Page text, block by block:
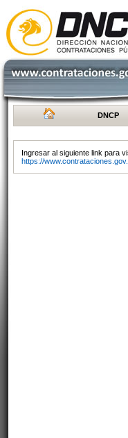
DNCP
Ingresar al siguiente link para
https://